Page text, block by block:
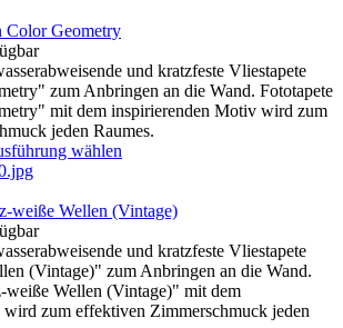
Color Geometry
und kratzfeste Vliestapete
zum Anbringen an die Wand. Fototapete
mit dem inspirierenden Motiv wird zum
jeden Raumes.
wählen
weiße Wellen (Vintage)
und kratzfeste Vliestapete
(Vintage)" zum Anbringen an die Wand.
weiße Wellen (Vintage)" mit dem
zum effektiven Zimmerschmuck jeden